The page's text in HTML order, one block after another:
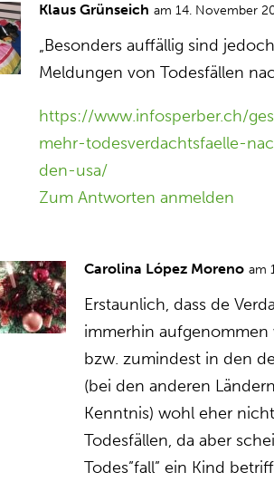
Klaus Grünseich am 14. November
„Besonders auffällig sind
Meldungen von Todesfällen
https://www.infosperber.ch/
mehr-todesverdachtsfaelle-
den-usa/
Zum Antworten anmelden
Carolina López Moreno am
Erstaunlich, dass de
immerhin
bzw. zumindest in den
(bei den anderen
Kenntnis) wohl eher
Todesfällen, da aber
Todes”fall” ein Kind